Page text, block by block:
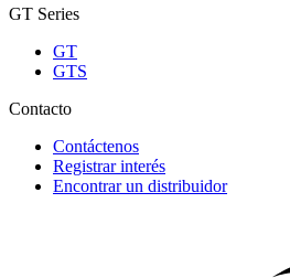
GT Series
GT
GTS
Contacto
Contáctenos
Registrar interés
Encontrar un distribuidor